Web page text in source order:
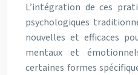
L’intégration de ces
psychologiques
nouvelles et efficaces
mentaux et
certaines formes